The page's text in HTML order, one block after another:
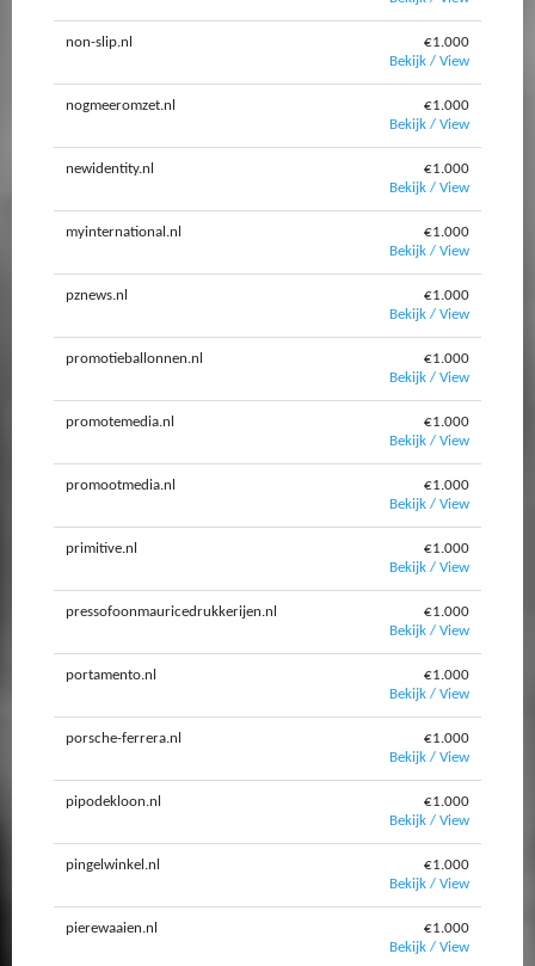
non-slip.nl
€1.000
Bekijk / View
nogmeeromzet.nl
€1.000
Bekijk / View
newidentity.nl
€1.000
Bekijk / View
myinternational.nl
€1.000
Bekijk / View
pznews.nl
€1.000
Bekijk / View
promotieballonnen.nl
€1.000
Bekijk / View
promotemedia.nl
€1.000
Bekijk / View
promootmedia.nl
€1.000
Bekijk / View
primitive.nl
€1.000
Bekijk / View
pressofoonmauricedrukkerijen.nl
€1.000
Bekijk / View
portamento.nl
€1.000
Bekijk / View
porsche-ferrera.nl
€1.000
Bekijk / View
pipodekloon.nl
€1.000
Bekijk / View
pingelwinkel.nl
€1.000
Bekijk / View
pierewaaien.nl
€1.000
Bekijk / View